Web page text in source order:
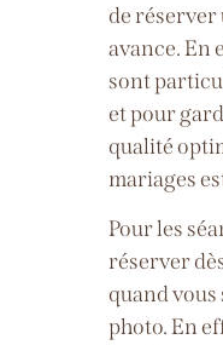
de réserver
avance. En
sont
et pour
qualité
mariages
Pour les
réserver
quand vous
photo. En